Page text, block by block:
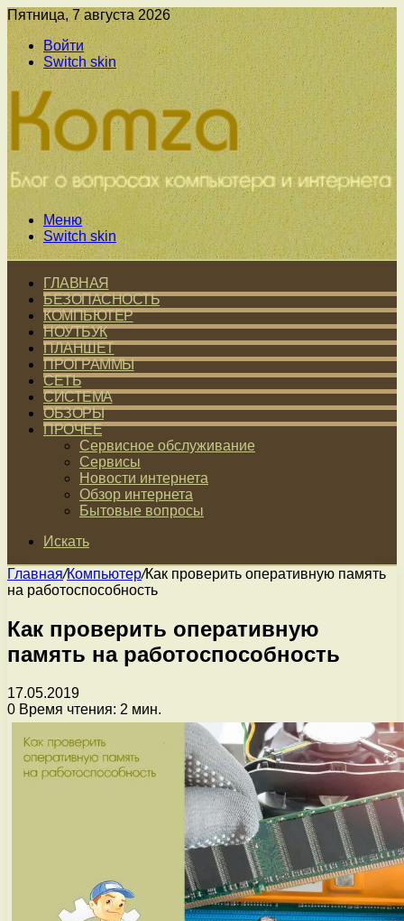
Пятница, 7 августа 2026
Войти
Switch skin
Меню
Switch skin
ГЛАВНАЯ
БЕЗОПАСНОСТЬ
КОМПЬЮТЕР
НОУТБУК
ПЛАНШЕТ
ПРОГРАММЫ
СЕТЬ
СИСТЕМА
ОБЗОРЫ
ПРОЧЕЕ
Сервисное обслуживание
Сервисы
Новости интернета
Обзор интернета
Бытовые вопросы
Искать
Главная/Компьютер/Как проверить оперативную память
на работоспособность
Как проверить оперативную
память на работоспособность
17.05.2019
0 Время чтения: 2 мин.